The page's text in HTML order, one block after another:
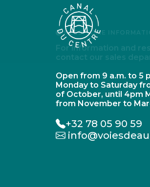
NEED SOME
For information and
contact our sales
Open from 9 a.m. to 5
Monday to Saturday
of October, until 4pm
from November to
+32 78 05 90 59